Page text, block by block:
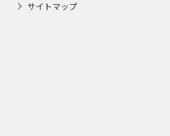
サイトマップ